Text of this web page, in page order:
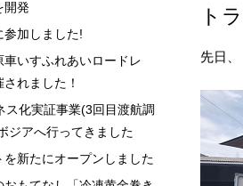
開発
参加しました!
車いすふれあいロードレ
れました！
ス化実証事業(3回目渡航調
ジアへ行ってきました
を新たにオープンしました
ト
先日